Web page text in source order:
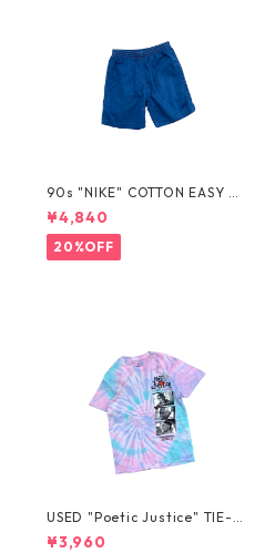
90s "NIKE" COTTON EASY S
HORTS
¥4,840
20%OFF
USED "Poetic Justice" TIE-D
YE TEE
¥3,960